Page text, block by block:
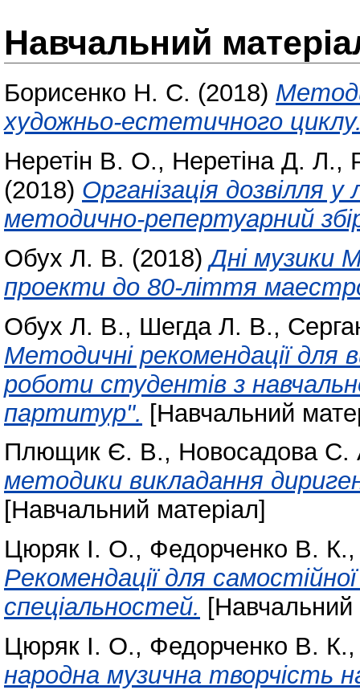
Навчальний
Борисенко Н. С. (2018)
художньо-естетичного
Неретін В. О., Неретіна Д. Л.,
(2018) Організація дозвілля
методично-репертуарний
Обух Л. В. (2018)Дні музики
проекти до 80-ліття
Обух Л. В., Шегда Л. В.,
Методичні рекомендації для
роботи студентів з
партитур". [Навчальний
Плющик Є. В., Новосадова С.
методики викладання
[Навчальний матеріал]
Цюряк І. О., Федорченко В. К.
Рекомендації для
спеціальностей. [Навчальний
Цюряк І. О., Федорченко В. К.
народна музична творчість